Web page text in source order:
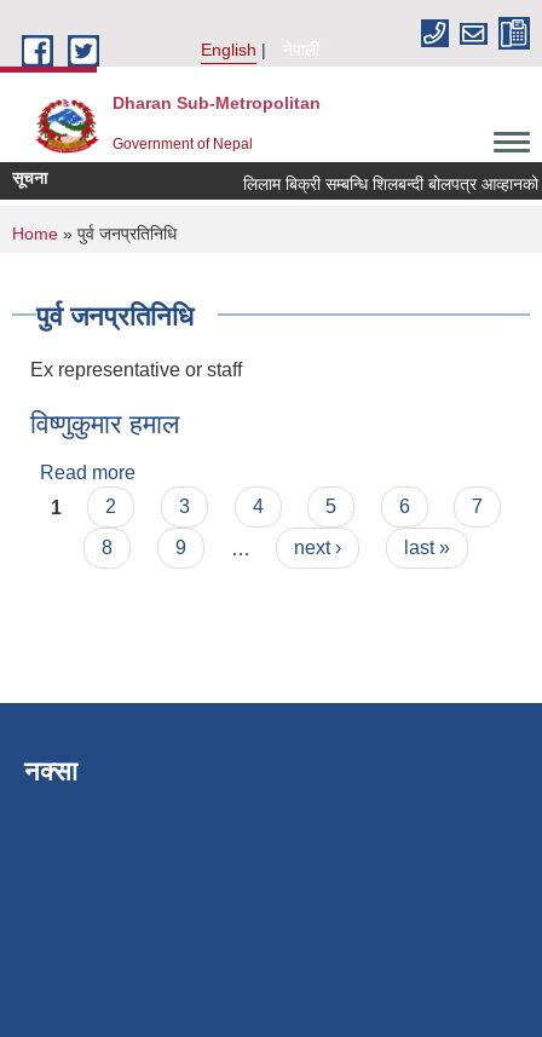
English
नेपाली
Dharan Sub-Metropolitan
Government of Nepal
सूचना लिलाम बिक्री सम्बन्धि शिलबन्दी
You are here
Home » पुर्व जनप्रतिनिधि
पुर्व जनप्रतिनिधि
Ex representative or staff
विष्णुकुमार हमाल
Read more
Pages
1 2 3 4 5 6
7
8
9 next › last »
नक्सा